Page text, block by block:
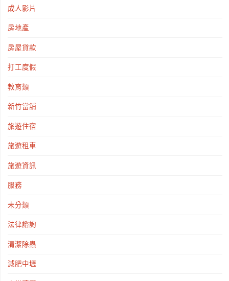
成人影片
房地產
房屋貸款
打工度假
教育類
新竹當舖
旅遊住宿
旅遊租車
旅遊資訊
服務
未分類
法律諮詢
清潔除蟲
減肥中壢